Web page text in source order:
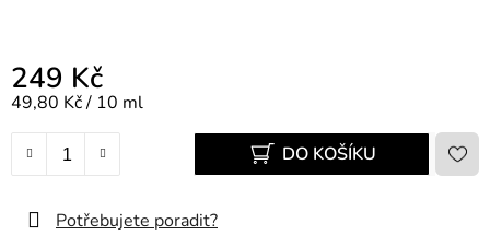
249 Kč
Měrná cena:
49,80 Kč / 10 ml
DO KOŠÍKU
Potřebujete poradit?